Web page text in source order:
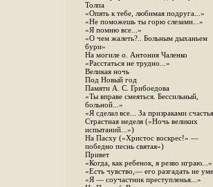
Толпа
«Опять к тебе, любимая подруга...»
«Не поможешь ты горю слезами...»
«Я помню все...»
«О чем жалеть?.. Больным дыханьем
бури»
На могиле о. Антония Чаленко
«Расстаться не трудно...»
Великая ночь
Под Новый год
Памяти А. С. Грибоедова
«Ты вправе смеяться. Бессильный,
больной...»
«Я сделал все... За призраками
Страстная неделя («Ночь великих
испытаний...»)
На Пасху («Христос воскрес!» —
победно песнь святая»)
Привет
«Когда, как ребенок, я резво играю...»
«Есть чувство,— его разгадать не
«Я — соучастник преступленья...»